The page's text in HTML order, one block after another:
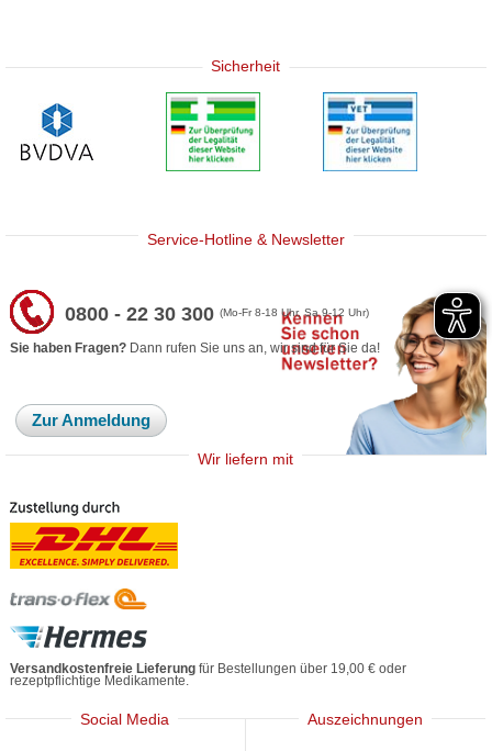
Sicherheit
Service-Hotline & Newsletter
0800 - 22 30 300(Mo-Fr 8-18 Uhr, Sa 9-12 Uhr)
Sie haben Fragen? Dann rufen Sie uns an, wir sind für Sie da!
Zur Anmeldung
Wir liefern mit
Versandkostenfreie Lieferung für Bestellungen über 19,00 € oder
rezeptpflichtige Medikamente.
Social Media Auszeichnungen